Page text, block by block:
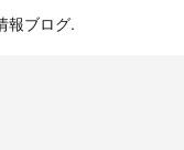
報ブログ.